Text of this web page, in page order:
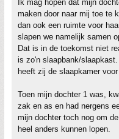
Ik mag hopen dat mijn
maken door naar mij toe te
dan ook een ruimte voor
slapen we namelijk samen
Dat is in de toekomst niet
is zo'n slaapbank/
heeft zij de slaapkamer
Toen mijn dochter 1 was,
zak en as en had nergens
mijn dochter toch nog om
heel anders kunnen lopen.